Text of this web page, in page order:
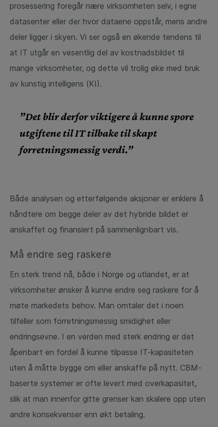
prosessering foregår nære virksomheten selv, i egne
datasenter eller der hvor dataene oppstår, mens andre
deler ligger i skyen. Vi ser også en økende tendens til
at IT utgår en vesentlig del av kostnadsbildet til
mange virksomheter, og dette vil trolig øke med bruk
av kunstig intelligens (KI).
”Det blir derfor viktigere å kunne spore
utgiftene til IT tilbake til skapt
forretningsmessig verdi.”
Både analysen og etterfølgende aksjoner er enklere å
håndtere om begge deler av det hybride bildet er
anskaffet og finansiert på sammenlignbart vis.
Må endre seg raskere
En sterk trend nå, både i Norge og utlandet, er at
virksomheter ønsker å kunne endre seg raskere for å
møte markedets behov. Man omtaler det i noen
tilfeller som forretningsmessig smidighet eller
endringsevne. I en verden med sterk endring er det
åpenbart en fordel å kunne tilpasse IT-kapasiteten
uten å måtte bygge om eller anskaffe på nytt. CBM-
baserte systemer er ofte levert med overkapasitet,
slik at man innenfor gitte grenser kan skalere opp uten
andre konsekvenser enn økt betaling.